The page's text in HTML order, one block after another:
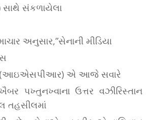
સાથે સંકળાયેલા
અનુસાર,”સેનાની મીડિયા
(આઇએસપીઆર) એ આજે ​​સવારે
પખ્તુનખ્વાના ઉત્તર વઝીરિસ્તાન
તહસીલમાં